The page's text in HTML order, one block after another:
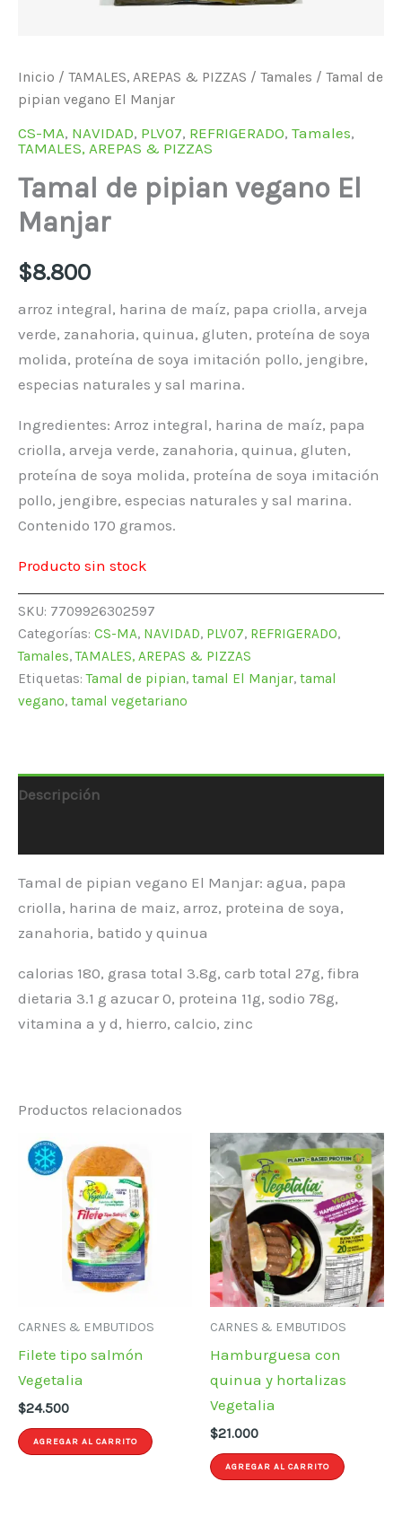
Inicio / TAMALES, AREPAS & PIZZAS / Tamales / Tamal de
pipian vegano El Manjar
CS-MA, NAVIDAD, PLV07, REFRIGERADO, Tamales,
TAMALES, AREPAS & PIZZAS
Tamal de pipian vegano El
Manjar
$8.800
arroz integral, harina de maíz, papa criolla, arveja
verde, zanahoria, quinua, gluten, proteína de soya
molida, proteína de soya imitación pollo, jengibre,
especias naturales y sal marina.
Ingredientes: Arroz integral, harina de maíz, papa
criolla, arveja verde, zanahoria, quinua, gluten,
proteína de soya molida, proteína de soya imitación
pollo, jengibre, especias naturales y sal marina.
Contenido 170 gramos.
Producto sin stock
SKU: 7709926302597
Categorías: CS-MA, NAVIDAD, PLV07, REFRIGERADO,
Tamales,TAMALES, AREPAS & PIZZAS
Etiquetas:Tamal de pipian, tamal El Manjar, tamal
vegano, tamal vegetariano
Descripción
Tamal de pipian vegano El Manjar: agua, papa
criolla, harina de maiz, arroz, proteina de soya,
zanahoria, batido y quinua
calorias 180, grasa total 3.8g, carb total 27g, fibra
dietaria 3.1 g azucar 0, proteina 11g, sodio 78g,
vitamina a y d, hierro, calcio, zinc
Productos relacionados
CARNES & EMBUTIDOS
Filete tipo salmón
Vegetalia
$24.500
AGREGAR AL CARRITO
CARNES & EMBUTIDOS
Hamburguesa con
quinua y hortalizas
Vegetalia
$21.000
AGREGAR AL CARRITO